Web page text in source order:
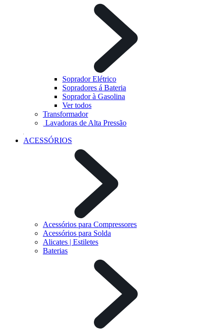
Soprador Elétrico
Sopradores á Bateria
Soprador à Gasolina
Ver todos
Transformador
Lavadoras de Alta Pressão
ACESSÓRIOS
Acessórios para Compressores
Acessórios para Solda
Alicates | Estiletes
Baterias